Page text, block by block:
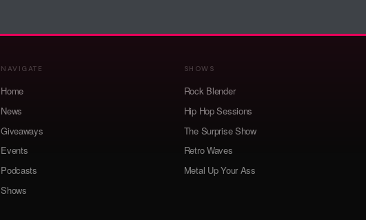
NAVIGATE
Home
News
Giveaways
Events
Podcasts
Shows
SHOWS
Rock Blender
Hip Hop Sessions
The Surprise Show
Retro Waves
Metal Up Your Ass